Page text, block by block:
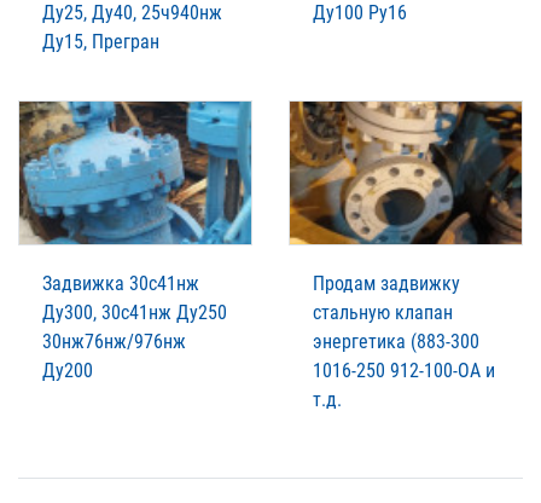
Ду25, Ду40, 25ч940нж
Ду15, Прегран
Ду100 Ру16
Задвижка 30с41нж
Ду300, 30с41нж Ду250
30нж76нж/976нж
Ду200
Продам задвижку
стальную клапан
энергетика (883-300
1016-250 912-100-ОА и
т.д.